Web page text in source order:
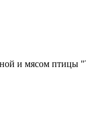
и мясом птицы